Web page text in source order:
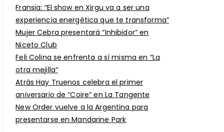
Fransia: “El show en Xirgu va a ser una
experiencia energética que te transforma”
Mujer Cebra presentará “Inhibidor” en
Niceto Club
Feli Colina se enfrenta a sí misma en “La
otra mejilla”
Atrás Hay Truenos celebra el primer
aniversario de “Coire” en La Tangente
New Order vuelve a la Argentina para
presentarse en Mandarine Park